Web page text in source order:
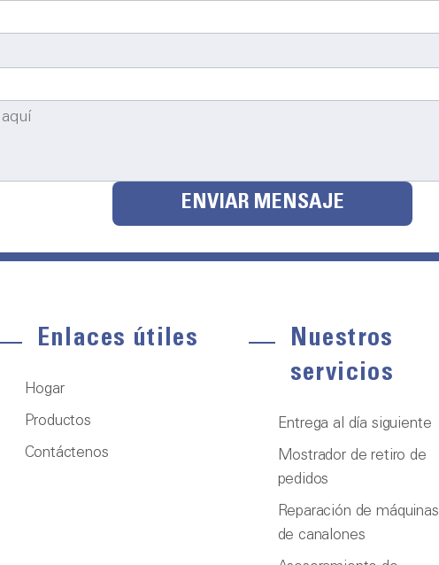
ENVIAR MENSAJE
Enlaces útiles
Hogar
Productos
Contáctenos
Nuestros
servicios
Entrega al día siguiente
Mostrador de retiro de
pedidos
Reparación de máquinas
de canalones